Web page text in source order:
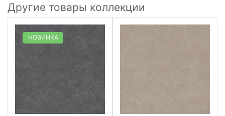
Другие товары коллекции
НОВИНКА